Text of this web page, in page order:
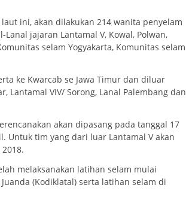
ini, akan dilakukan 214 wanita penyelam
jajaran Lantamal V, Kowal, Polwan,
selam Yogyakarta, Komunitas selam
ke Kwarcab se Jawa Timur dan diluar
Lantamal VIV/ Sorong, Lanal Palembang dan
akan dipasang pada tanggal 17
Untuk tim yang dari luar Lantamal V akan
melaksanakan latihan selam mulai
(Kodiklatal) serta latihan selam di